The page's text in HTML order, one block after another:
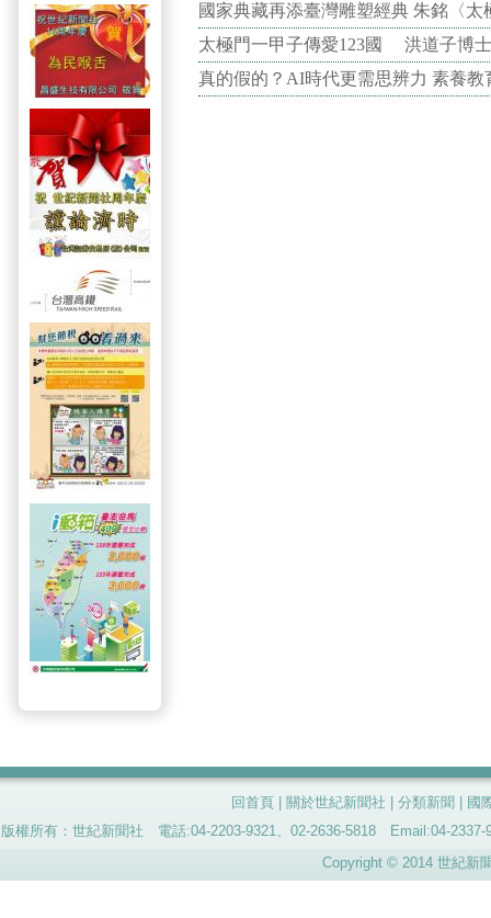
國家典藏再添臺灣雕塑經典 朱銘〈
太極門一甲子傳愛123國 洪道子博
真的假的？AI時代更需思辨力 素養
回首頁 關於世紀新聞社 分類新聞
國
版權所有：世紀新聞社 電話:04-2203-9321、02-2636-5818 Email:04-
Copyright © 2014 世紀新